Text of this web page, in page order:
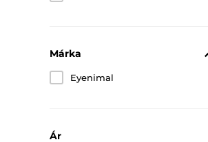
Márka
Eyenimal
Ár